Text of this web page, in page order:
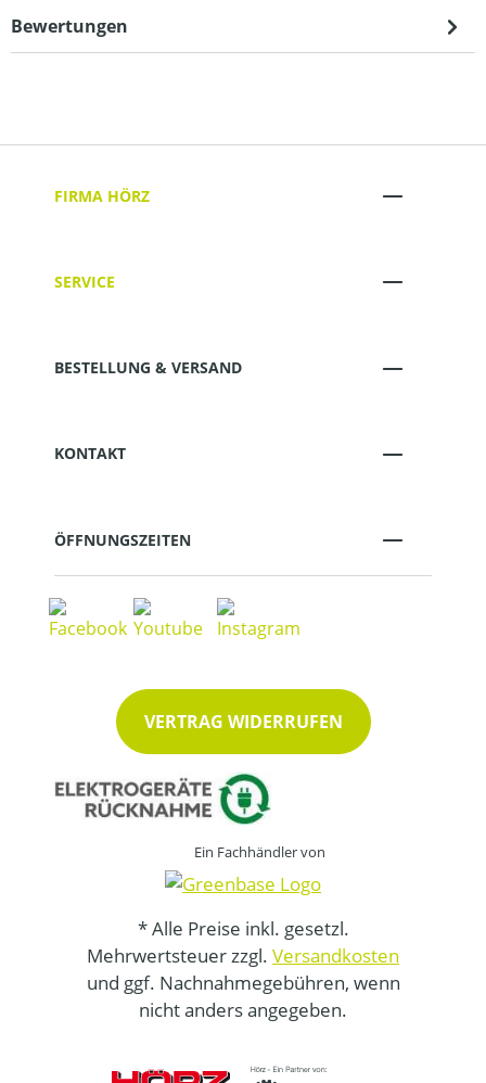
Bewertungen
FIRMA HÖRZ
SERVICE
BESTELLUNG & VERSAND
KONTAKT
ÖFFNUNGSZEITEN
VERTRAG WIDERRUFEN
Ein Fachhändler von
* Alle Preise inkl. gesetzl.
Mehrwertsteuer zzgl. Versandkosten
und ggf. Nachnahmegebühren, wenn
nicht anders angegeben.